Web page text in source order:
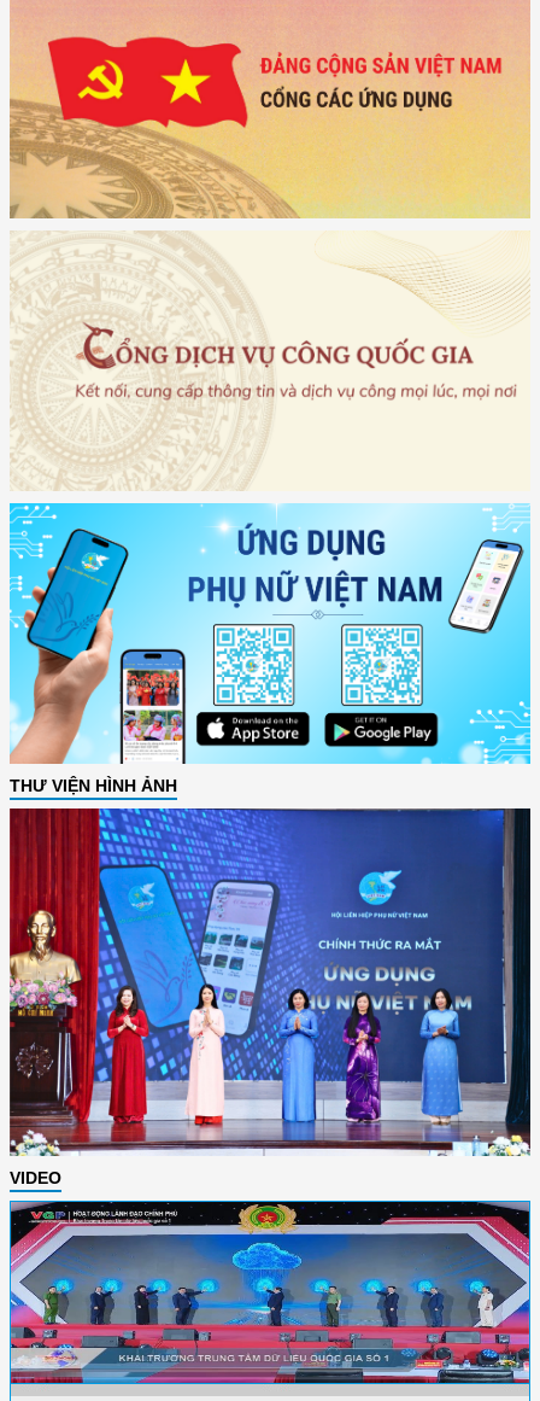
THƯ VIỆN HÌNH ẢNH
VIDEO